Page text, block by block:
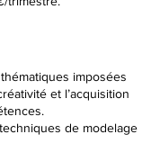
imposées
et l’acquisition
de modelage